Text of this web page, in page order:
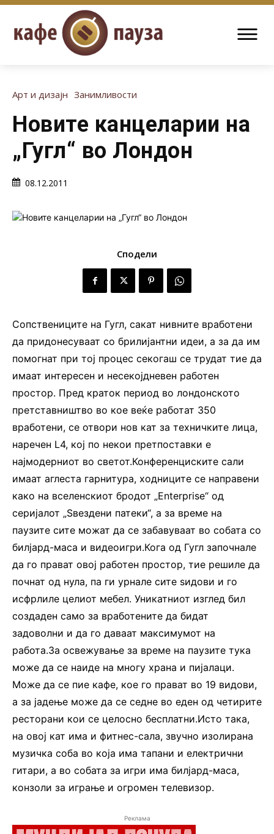
Арт и дизајн Занимливости
Новите канцеларии на
„Гугл“ во Лондон
08.12.2011
Сподели
Сопствениците на Гугл, сакат нивните вработени
да придонесуваат со брилијантни идеи, а за да им
помогнат при тој процес секогаш се трудат тие да
имаат интересен и несекојдневен работен
простор. Пред краток период во лондонското
претставништво во кое веќе работат 350
вработени, се отвори нов кат за техничките лица,
наречен L4, кој по некои претпоставки е
најмодерниот во светот.Конференциските сали
имаат аглеста гарнитура, ходниците се направени
како на вселенскиот бродот „Enterprise“ од
серијалот „Ѕвездени патеки“, а за време на
паузите сите можат да се забавуваат во собата со
билјард-маса и видеоигри.Кога од Гугл започнале
да го прават овој работен простор, тие решиле да
почнат од нула, па ги урнале сите ѕидови и го
исфрлиле целиот мебел. Уникатниот изглед бил
создаден само за вработените да бидат
задоволни и да го даваат максимумот на
работа.За освежување за време на паузите тука
може да се наиде на многу храна и пијалаци.
Може да се пие кафе, кое го прават во 19 видови,
а за јадење може да се седне во еден од четирите
ресторани кои се целосно бесплатни.Исто така,
на овој кат има и фитнес-сала, звучно изолирана
музичка соба во која има тапани и електрични
гитари, а во собата за игри има билјард-маса,
конзоли за играње и огромен телевизор.
Реклама